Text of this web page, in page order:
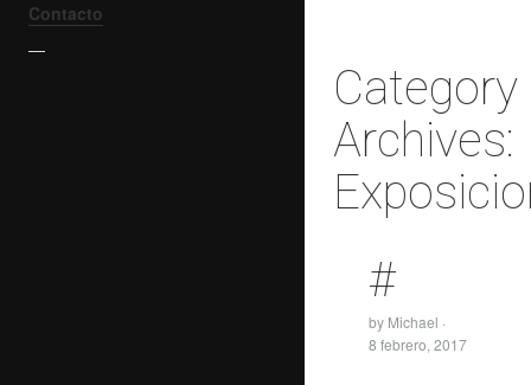
Contacto
—
Category
Archives:
#
by Michael ·
8 febrero, 2017